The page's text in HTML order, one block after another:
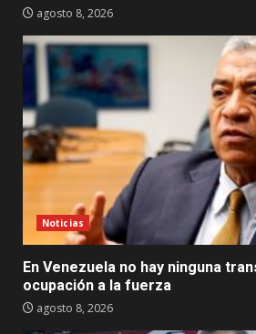
agosto 8, 2026
Noticias
En Venezuela no hay ninguna
ocupación a la fuerza
agosto 8, 2026